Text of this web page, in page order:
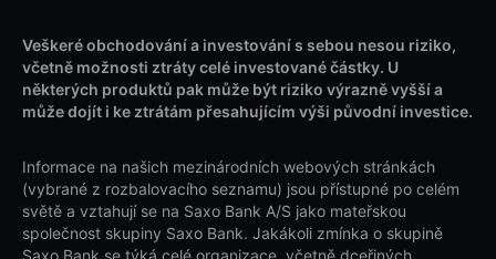
Veškeré obchodování a investování s sebou nesou riziko,
včetně možnosti ztráty celé investované částky. U
některých produktů pak může být riziko výrazně vyšší a
může dojít i ke ztrátám přesahujícím výši původní investice.
Informace na našich mezinárodních webových stránkách
(vybrané z rozbalovacího seznamu) jsou přístupné po celém
světě a vztahují se na Saxo Bank A/S jako mateřskou
společnost skupiny Saxo Bank. Jakákoli zmínka o skupině